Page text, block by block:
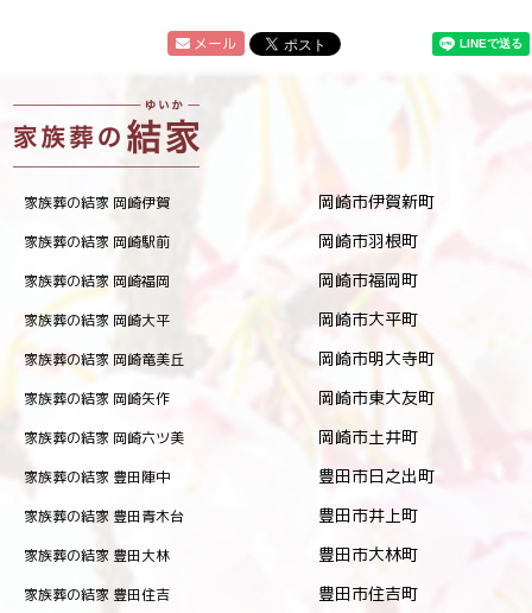
メール
家族葬の結家 岡崎伊賀 岡崎市伊賀新町
家族葬の結家 岡崎駅前 岡崎市羽根町
家族葬の結家 岡崎福岡 岡崎市福岡町
家族葬の結家 岡崎大平 岡崎市大平町
家族葬の結家 岡崎竜美丘 岡崎市明大寺町
家族葬の結家 岡崎矢作 岡崎市東大友町
家族葬の結家 岡崎六ツ美 岡崎市土井町
家族葬の結家 豊田陣中 豊田市日之出町
家族葬の結家 豊田青木台 豊田市井上町
家族葬の結家 豊田大林 豊田市大林町
家族葬の結家 豊田住吉 豊田市住吉町